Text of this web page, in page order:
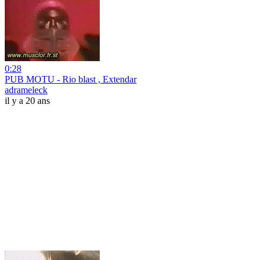
0:28
PUB MOTU - Rio blast , Extendar
adrameleck
il y a 20 ans